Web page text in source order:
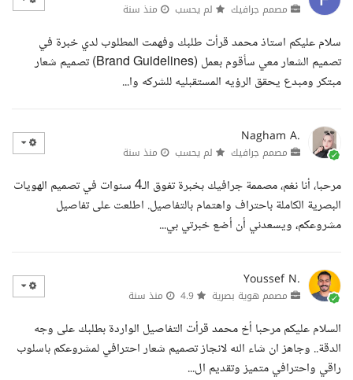
مصمم جرافيك لم يحسب منذ سنة
سلام عليكم استاذ محمد قرأت طلبك وفهمت المطلوب لدي خبرة في
تصميم الشعار معي سأقوم بعمل (Brand Guidelines) تصميم شعار
مبتكر ومبدع يحقق الرؤيه المستقبليه للشركه وا...
Nagham A.
مصمم جرافيك لم يحسب منذ سنة
مرحبا، أنا نغم، مصممة جرافيك بخبرة تفوق الـ4 سنوات في تصميم الهويات
البصرية الكاملة باحتراف واهتمام بالتفاصيل. اطلعت على تفاصيل
مشروعكم، ويسعدني أن أضع خبرتي بي...
Youssef N.
مصمم هوية بصرية منذ سنة
السلام عليكم مرحبا أخ محمد قرأت التفاصيل الواردة بطلبك على وجه
الدقة.. وجاهز ان شاء الله لانجاز تصميم شعار احترافي لمشروعكم باسلوب
راقي واحترافي متميز وتقديم ال...